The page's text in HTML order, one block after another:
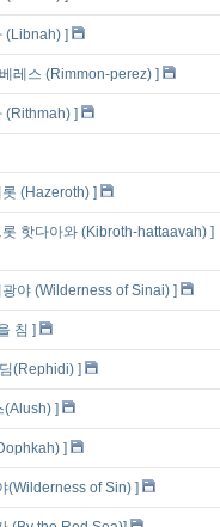
(Libnah) ]
레스 (Rimmon-perez) ]
(Rithmah) ]
(Hazeroth) ]
핫다아와 (Kibroth-hattaavah) ]
야 (Wilderness of Sinai) ]
침 ]
(Rephidi) ]
(Alush) ]
]
(Wilderness of Sin) ]